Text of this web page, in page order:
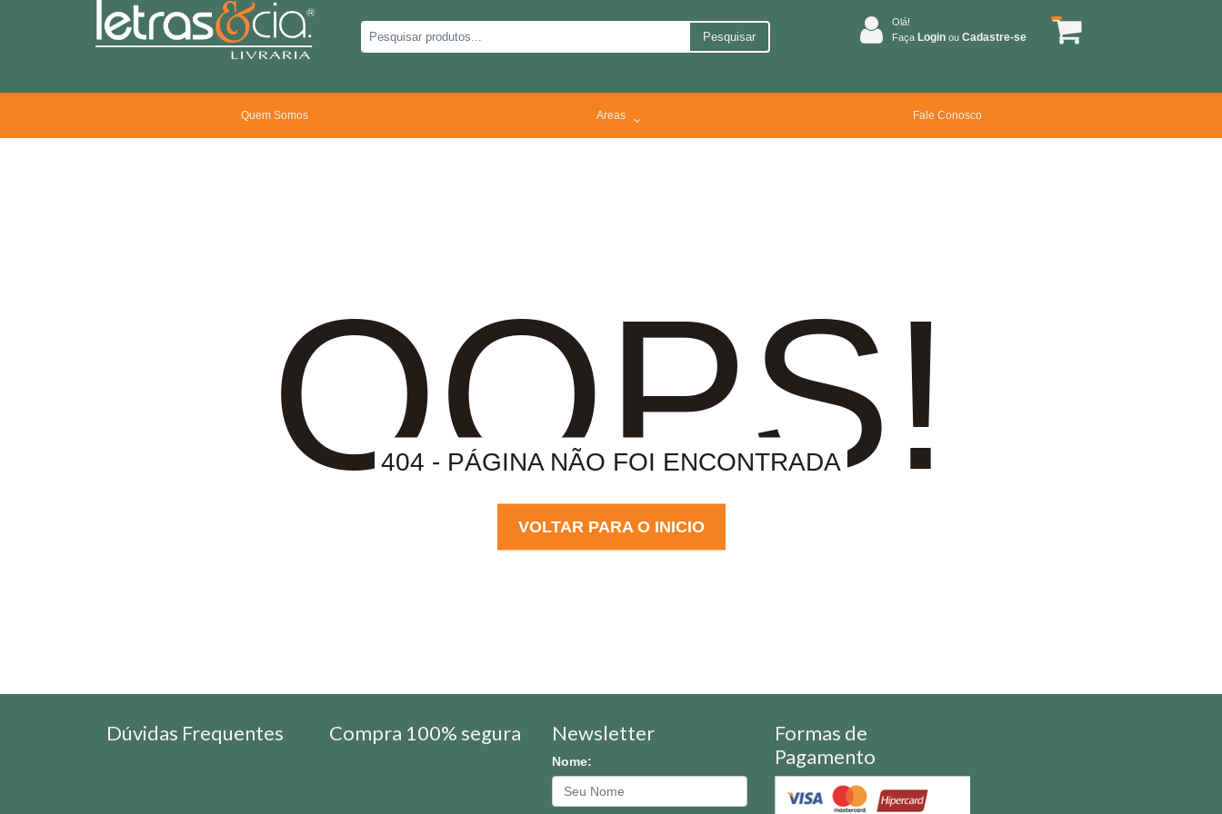
Pesquisar
Olá!
Faça Login ou Cadastre-se
Quem Somos Areas Fale Conosco
OOPS!
404 - PÁGINA NÃO FOI ENCONTRADA
VOLTAR PARA O INICIO
Dúvidas Frequentes Compra 100% segura Newsletter
Nome:
Formas de
Pagamento